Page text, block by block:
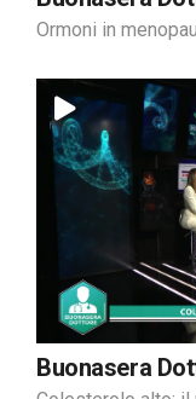
Ormoni in
Buonasera